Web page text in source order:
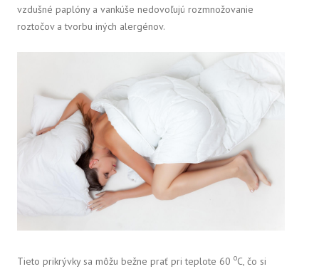
vzdušné paplóny a vankúše nedovoľujú rozmnožovanie
roztočov a tvorbu iných alergénov.
Tieto prikrývky sa môžu bežne prať pri teplote 60 oC, čo si